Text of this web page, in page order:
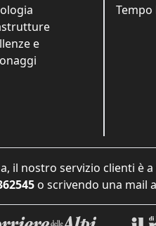
e
il nostro servizio clienti è
o scrivendo una mail a